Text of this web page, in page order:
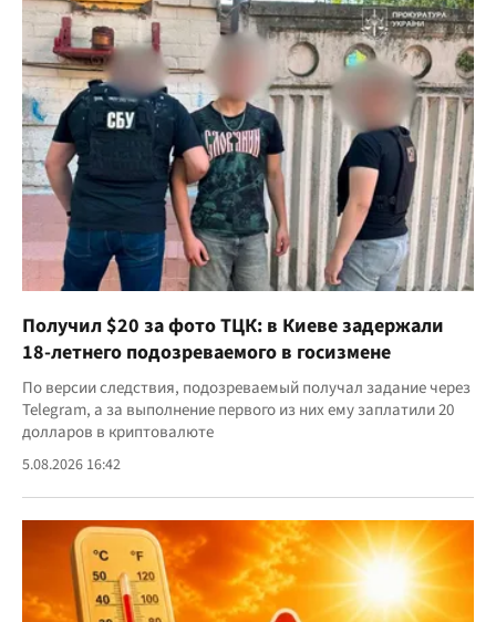
Получил $20 за фото ТЦК: в Киеве задержали
18-летнего подозреваемого в госизмене
По версии следствия, подозреваемый получал задание через
Telegram, а за выполнение первого из них ему заплатили 20
долларов в криптовалюте
5.08.2026 16:42